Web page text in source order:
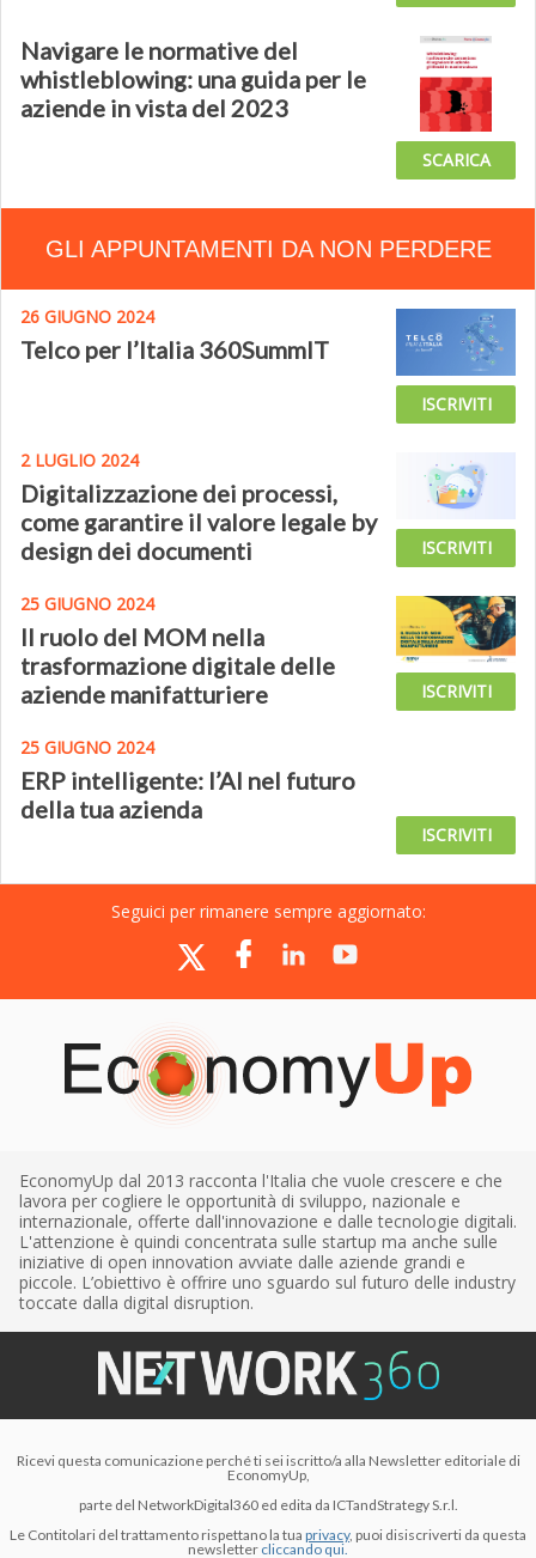
Navigare le normative del
whistleblowing: una guida per le
aziende in vista del 2023
SCARICA
GLI APPUNTAMENTI DA NON PERDERE
26 GIUGNO 2024
Telco per l’Italia 360SummIT
ISCRIVITI
2 LUGLIO 2024
Digitalizzazione dei processi,
come garantire il valore legale by
design dei documenti
ISCRIVITI
25 GIUGNO 2024
Il ruolo del MOM nella
trasformazione digitale delle
aziende manifatturiere
ISCRIVITI
25 GIUGNO 2024
ERP intelligente: l’AI nel futuro
della tua azienda
ISCRIVITI
Seguici per rimanere sempre aggiornato:
EconomyUp dal 2013 racconta l'Italia che vuole crescere e che
lavora per cogliere le opportunità di sviluppo, nazionale e
internazionale, offerte dall'innovazione e dalle tecnologie digitali.
L'attenzione è quindi concentrata sulle startup ma anche sulle
iniziative di open innovation avviate dalle aziende grandi e
piccole. L’obiettivo è offrire uno sguardo sul futuro delle industry
toccate dalla digital disruption.
Ricevi questa comunicazione perché ti sei iscritto/a alla Newsletter editoriale di
EconomyUp,
parte del NetworkDigital360 ed edita da ICTandStrategy S.r.l.
Le Contitolari del trattamento rispettano la tua privacy, puoi disiscriverti da questa
newsletter cliccando qui.